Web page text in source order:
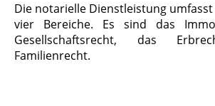
Die notarielle Dienstleistung
vier Bereiche. Es sind das
Gesellschaftsrecht, das
Familienrecht.